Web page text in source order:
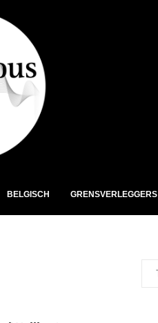
BELGISCH GRENSVERLEGGERS